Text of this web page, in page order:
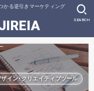
かる逆引きマーケティング
SEARCH
ザイン･クリエイティブツール